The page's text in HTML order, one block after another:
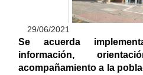
29/06/2021
Se acuerda
información,
acompañamiento a la